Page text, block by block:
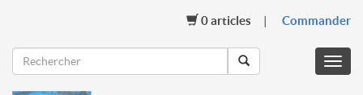
0articles Commander
Menu